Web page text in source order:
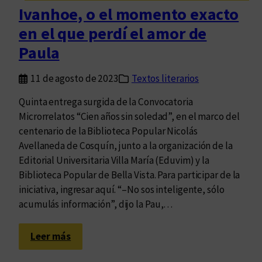
e
s
d
l
s
i
n
f
a
n
c
i
a
s
c
Ivanhoe, o el momento exacto
en el que perdí el amor de
Paula
11 de agosto de 2023
Textos literarios
Quinta entrega surgida de la Convocatoria
Microrrelatos “Cien años sin soledad”, en el marco del
centenario de la Biblioteca Popular Nicolás
Avellaneda de Cosquín, junto a la organización de la
Editorial Universitaria Villa María (Eduvim) y la
Biblioteca Popular de Bella Vista. Para participar de la
iniciativa, ingresar aquí. “–No sos inteligente, sólo
acumulás información”, dijo la Pau,…
Leer más:
I